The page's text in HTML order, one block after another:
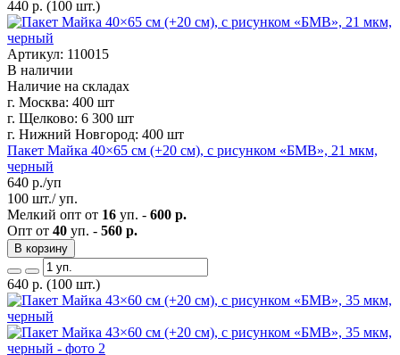
440 р. (100 шт.)
Артикул: 110015
В наличии
Наличие на складах
г. Москва: 400 шт
г. Щелково: 6 300 шт
г. Нижний Новгород: 400 шт
Пакет Майка 40×65 см (+20 см), с рисунком «БМВ», 21 мкм,
черный
640 р./уп
100 шт./ уп.
Мелкий опт от 16 уп. - 600 р.
Опт от 40 уп. - 560 р.
В корзину
640 р. (100 шт.)